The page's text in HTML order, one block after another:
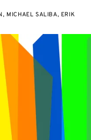
MICHAEL SALIBA, ERIK